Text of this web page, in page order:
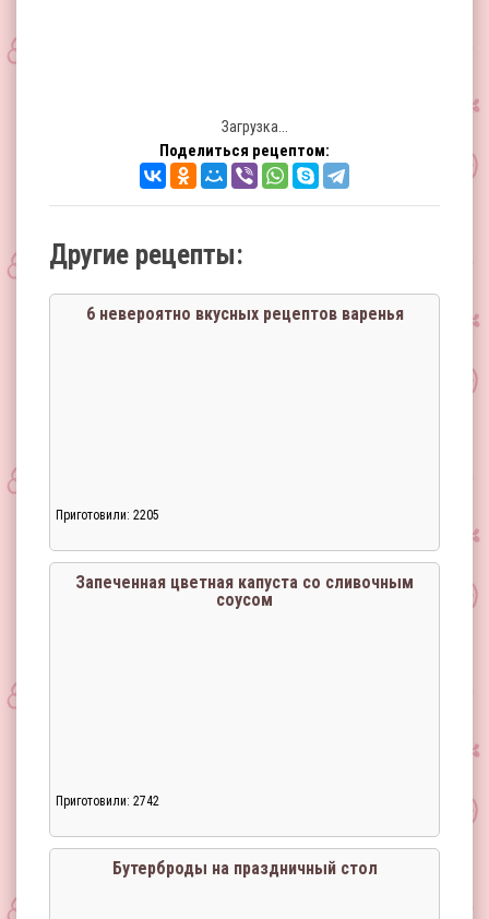
Загрузка...
Поделиться рецептом:
Другие рецепты:
6 невероятно вкусных рецептов варенья
Приготовили: 2205
Запеченная цветная капуста со сливочным
соусом
Приготовили: 2742
Бутерброды на праздничный стол